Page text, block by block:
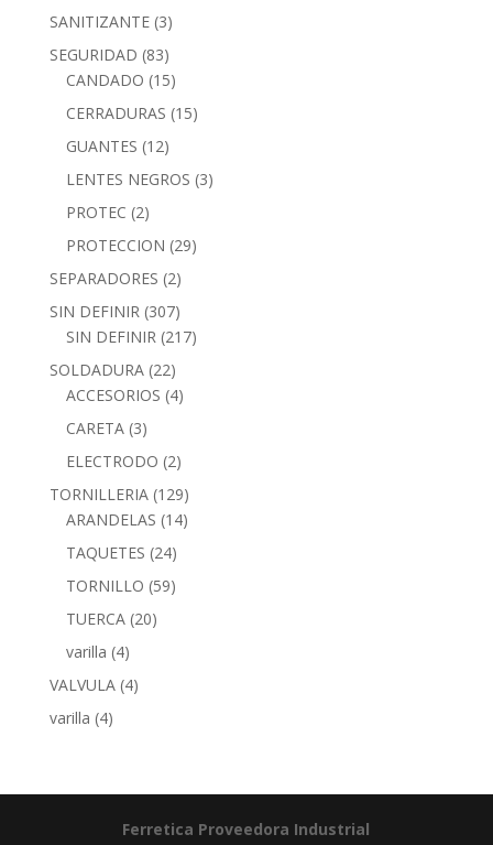
SANITIZANTE (3)
SEGURIDAD (83)
CANDADO (15)
CERRADURAS (15)
GUANTES (12)
LENTES NEGROS (3)
PROTEC (2)
PROTECCION (29)
SEPARADORES (2)
SIN DEFINIR (307)
SIN DEFINIR (217)
SOLDADURA (22)
ACCESORIOS (4)
CARETA (3)
ELECTRODO (2)
TORNILLERIA (129)
ARANDELAS (14)
TAQUETES (24)
TORNILLO (59)
TUERCA (20)
varilla (4)
VALVULA (4)
varilla (4)
Ferretica Proveedora Industrial